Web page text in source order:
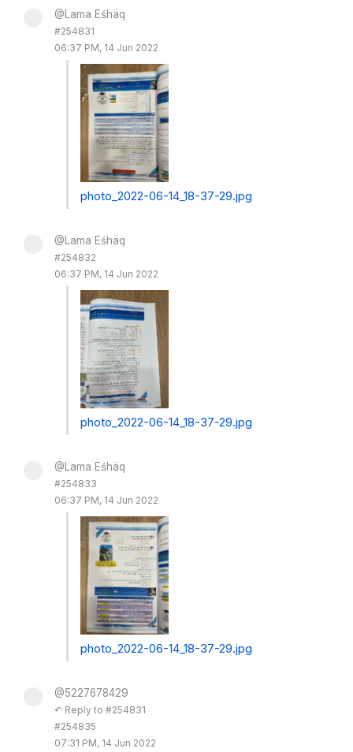
@Lama Eśhäq
#254831
06:37 PM, 14 Jun 2022
photo_2022-06-14_18-37-29.jpg
@Lama Eśhäq
#254832
06:37 PM, 14 Jun 2022
photo_2022-06-14_18-37-29.jpg
@Lama Eśhäq
#254833
06:37 PM, 14 Jun 2022
photo_2022-06-14_18-37-29.jpg
@5227678429
↶ Reply to #254831
#254835
07:31 PM, 14 Jun 2022